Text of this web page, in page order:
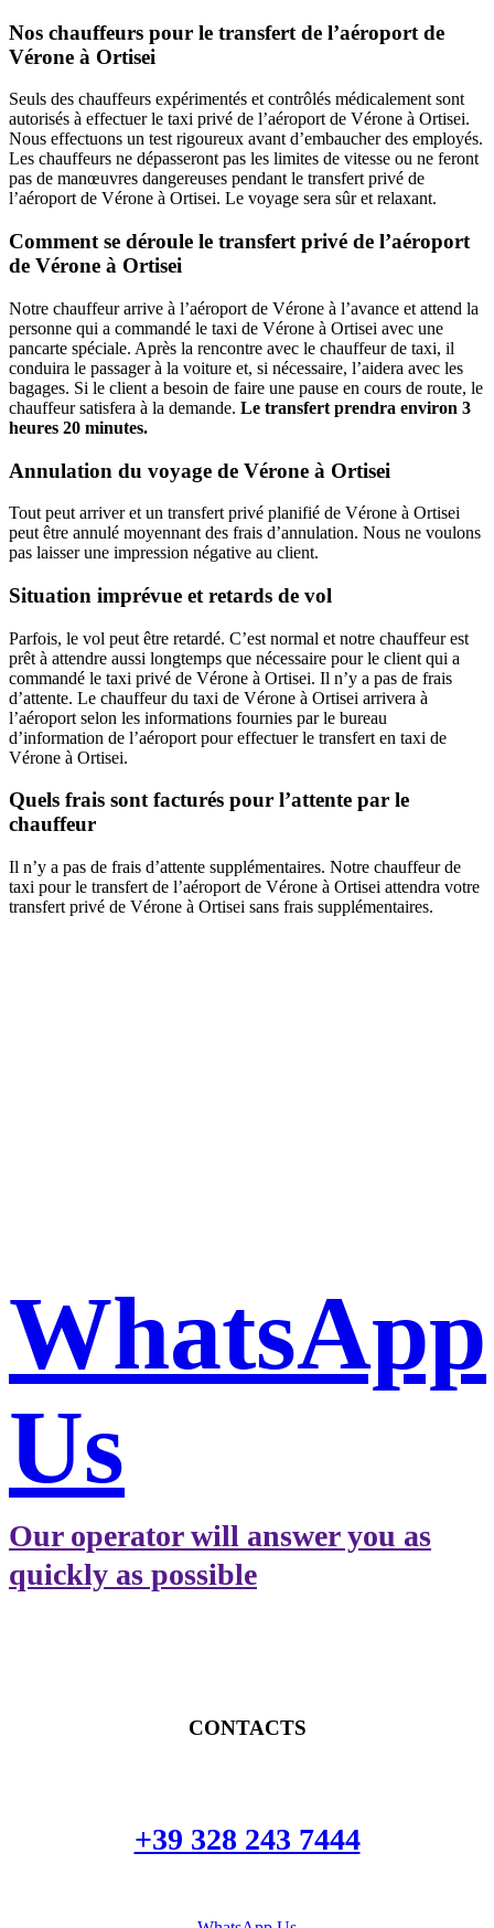
Nos chauffeurs pour le transfert de l’aéroport de
Vérone à Ortisei
Seuls des chauffeurs expérimentés et contrôlés médicalement sont
autorisés à effectuer le taxi privé de l’aéroport de Vérone à Ortisei.
Nous effectuons un test rigoureux avant d’embaucher des employés.
Les chauffeurs ne dépasseront pas les limites de vitesse ou ne feront
pas de manœuvres dangereuses pendant le transfert privé de
l’aéroport de Vérone à Ortisei. Le voyage sera sûr et relaxant.
Comment se déroule le transfert privé de l’aéroport
de Vérone à Ortisei
Notre chauffeur arrive à l’aéroport de Vérone à l’avance et attend la
personne qui a commandé le taxi de Vérone à Ortisei avec une
pancarte spéciale. Après la rencontre avec le chauffeur de taxi, il
conduira le passager à la voiture et, si nécessaire, l’aidera avec les
bagages. Si le client a besoin de faire une pause en cours de route, le
chauffeur satisfera à la demande. Le transfert prendra environ 3
heures 20 minutes.
Annulation du voyage de Vérone à Ortisei
Tout peut arriver et un transfert privé planifié de Vérone à Ortisei
peut être annulé moyennant des frais d’annulation. Nous ne voulons
pas laisser une impression négative au client.
Situation imprévue et retards de vol
Parfois, le vol peut être retardé. C’est normal et notre chauffeur est
prêt à attendre aussi longtemps que nécessaire pour le client qui a
commandé le taxi privé de Vérone à Ortisei. Il n’y a pas de frais
d’attente. Le chauffeur du taxi de Vérone à Ortisei arrivera à
l’aéroport selon les informations fournies par le bureau
d’information de l’aéroport pour effectuer le transfert en taxi de
Vérone à Ortisei.
Quels frais sont facturés pour l’attente par le
chauffeur
Il n’y a pas de frais d’attente supplémentaires. Notre chauffeur de
taxi pour le transfert de l’aéroport de Vérone à Ortisei attendra votre
transfert privé de Vérone à Ortisei sans frais supplémentaires.
WhatsApp
Us
Our operator will answer you as
quickly as possible
CONTACTS
+39 328 243 7444